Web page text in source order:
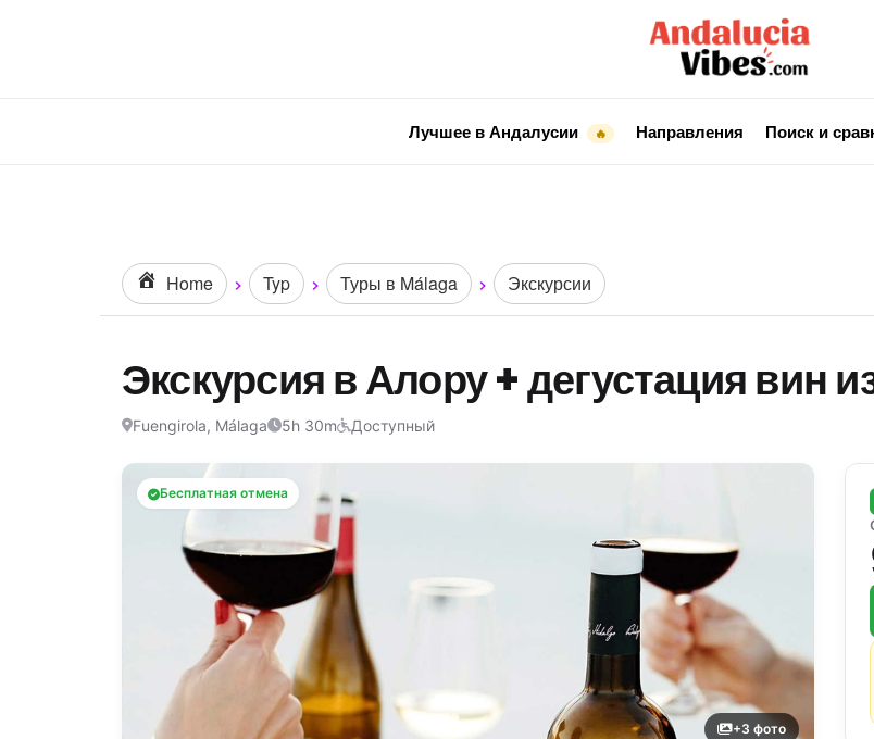
Лучшее в Андалусии 🔥 Направления Поиск и
Home Typ Туры в Málaga Экскурсии
Экскурсия в Алору + дегустация вин
Fuengirola, Málaga 5h 30m Доступный
Бесплатная отмена
+3 фото